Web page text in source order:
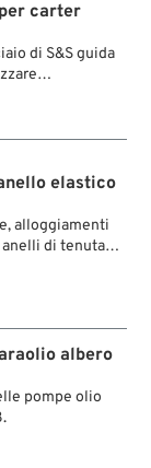
carter
di S&S guida
richiesti
carter motore
.
elastico
alloggiamenti
di tenuta
per
degli anelli
tramite il
albero
pompe olio